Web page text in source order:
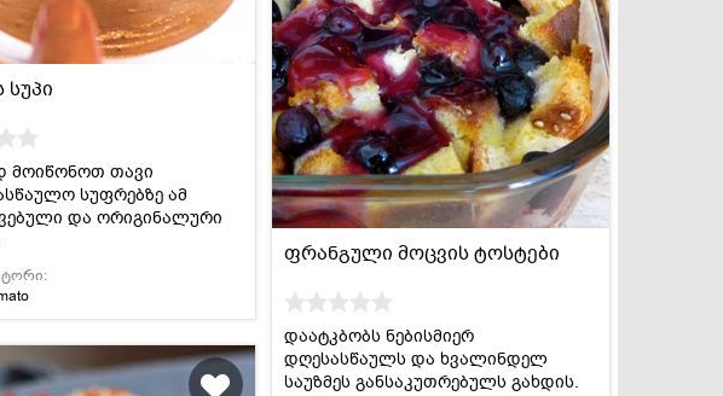
სუპი
მოიწონოთ თავი
სუფრებზე ამ
და ორიგინალური
ფრანგული მოცვის ტოსტები
დაატკბობს ნებისმიერ
დღესასწაულს და ხვალინდელ
საუზმეს განსაკუთრებულს გახდის.